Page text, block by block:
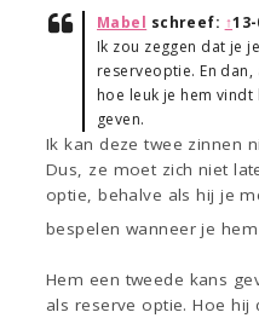
Mabel schreef: ↑
Ik zou zeggen dat je
reserveoptie. En
hoe leuk je hem
geven.
Ik kan deze twee zinnen
Dus, ze moet zich niet
optie, behalve als hij je
bespelen wanneer je
Hem een tweede kans
als reserve optie. Hoe hij